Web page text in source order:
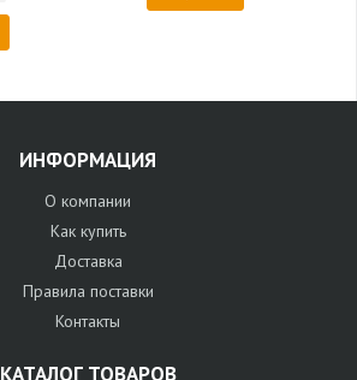
ИНФОРМАЦИЯ
О компании
Как купить
Доставка
Правила поставки
Контакты
КАТАЛОГ ТОВАРОВ